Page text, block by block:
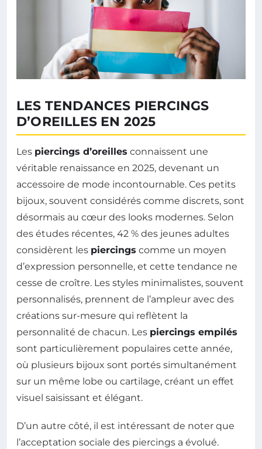
LES TENDANCES PIERCINGS
D’OREILLES EN 2025
Les piercings d’oreilles connaissent une
véritable renaissance en 2025, devenant un
accessoire de mode incontournable. Ces petits
bijoux, souvent considérés comme discrets, sont
désormais au cœur des looks modernes. Selon
des études récentes, 42 % des jeunes adultes
considèrent les piercings comme un moyen
d’expression personnelle, et cette tendance ne
cesse de croître. Les styles minimalistes, souvent
personnalisés, prennent de l’ampleur avec des
créations sur-mesure qui reflètent la
personnalité de chacun. Les piercings empilés
sont particulièrement populaires cette année,
où plusieurs bijoux sont portés simultanément
sur un même lobe ou cartilage, créant un effet
visuel saisissant et élégant.
D’un autre côté, il est intéressant de noter que
l’acceptation sociale des piercings a évolué.